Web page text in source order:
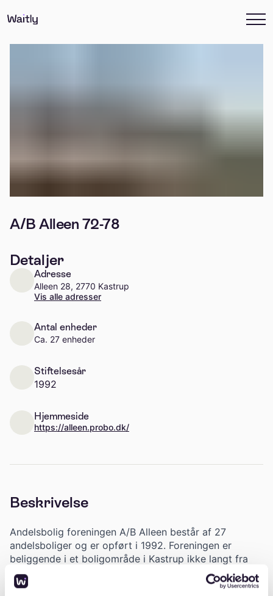
A/B Alleen 72-78
Detaljer
Adresse
Alleen 28, 2770 Kastrup
Vis alle adresser
Antal enheder
Ca. 27 enheder
Stiftelsesår
1992
Hjemmeside
https://alleen.probo.dk/
Beskrivelse
Andelsbolig foreningen A/B Alleen består af 27
andelsboliger og er opført i 1992. Foreningen er
beliggende i et boligområde i Kastrup ikke langt fra
lufthavnen samt tæt på Metroen. Foreningen har et
større udenomsareal anlagt med græsplæner og